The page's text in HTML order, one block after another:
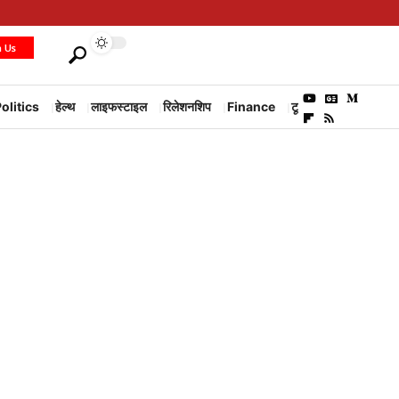
Us
हेल्थ लाइफस्टाइल रिलेशनशिप Finance टूरिज्म